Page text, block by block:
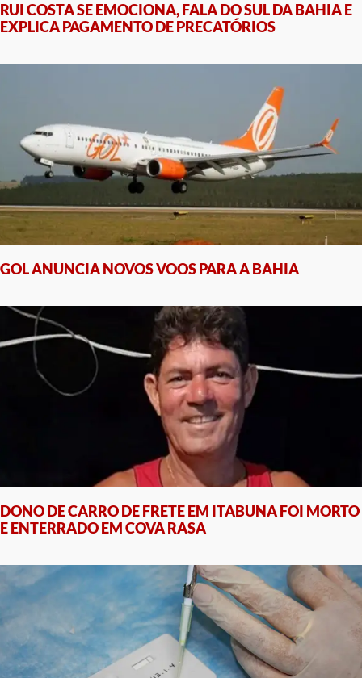
RUI COSTA SE EMOCIONA, FALA DO SUL DA BAHIA E
EXPLICA PAGAMENTO DE PRECATÓRIOS
GOL ANUNCIA NOVOS VOOS PARA A BAHIA
DONO DE CARRO DE FRETE EM ITABUNA FOI MORTO
E ENTERRADO EM COVA RASA